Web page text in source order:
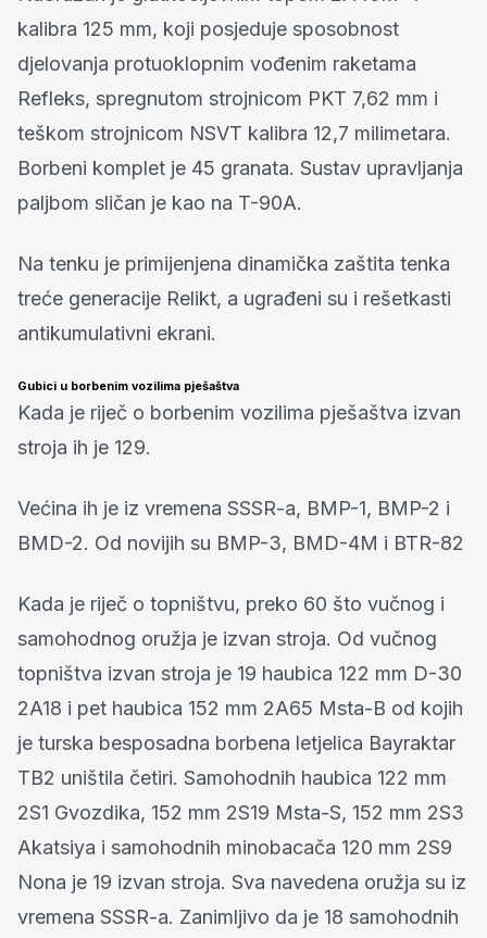
kalibra 125 mm, koji posjeduje sposobnost
djelovanja protuoklopnim vođenim raketama
Refleks, spregnutom strojnicom PKT 7,62 mm i
teškom strojnicom NSVT kalibra 12,7 milimetara.
Borbeni komplet je 45 granata. Sustav upravljanja
paljbom sličan je kao na T-90A.
Na tenku je primijenjena dinamička zaštita tenka
treće generacije Relikt, a ugrađeni su i rešetkasti
antikumulativni ekrani.
Gubici u borbenim vozilima pješaštva
Kada je riječ o borbenim vozilima pješaštva izvan
stroja ih je 129.
Većina ih je iz vremena SSSR-a, BMP-1, BMP-2 i
BMD-2. Od novijih su BMP-3, BMD-4M i BTR-82
Kada je riječ o topništvu, preko 60 što vučnog i
samohodnog oružja je izvan stroja. Od vučnog
topništva izvan stroja je 19 haubica 122 mm D-30
2A18 i pet haubica 152 mm 2A65 Msta-B od kojih
je turska besposadna borbena letjelica Bayraktar
TB2 uništila četiri. Samohodnih haubica 122 mm
2S1 Gvozdika, 152 mm 2S19 Msta-S, 152 mm 2S3
Akatsiya i samohodnih minobacača 120 mm 2S9
Nona je 19 izvan stroja. Sva navedena oružja su iz
vremena SSSR-a. Zanimljivo da je 18 samohodnih